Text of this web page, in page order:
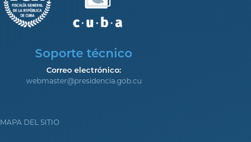
Soporte técnico
Correo electrónico:
webmaster@presidencia.gob.cu
MAPA DEL SITIO